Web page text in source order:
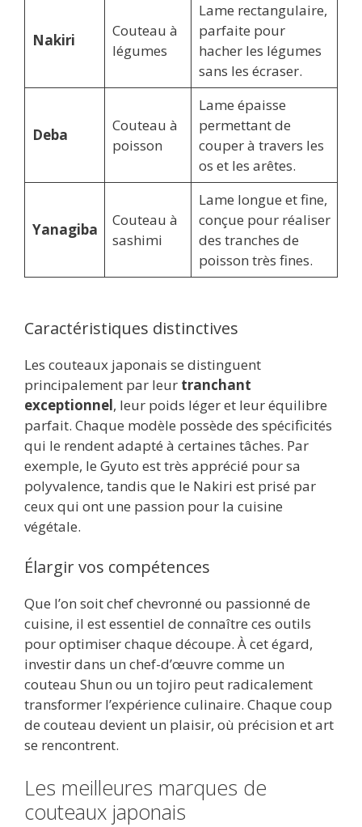
Nakiri
Couteau à
légumes
Lame rectangulaire,
parfaite pour
hacher les légumes
sans les écraser.
Deba
Couteau à
poisson
Lame épaisse
permettant de
couper à travers les
os et les arêtes.
Yanagiba
Couteau à
sashimi
Lame longue et fine,
conçue pour réaliser
des tranches de
poisson très fines.
Caractéristiques distinctives
Les couteaux japonais se distinguent
principalement par leur tranchant
exceptionnel, leur poids léger et leur équilibre
parfait. Chaque modèle possède des spécificités
qui le rendent adapté à certaines tâches. Par
exemple, le Gyuto est très apprécié pour sa
polyvalence, tandis que le Nakiri est prisé par
ceux qui ont une passion pour la cuisine
végétale.
Élargir vos compétences
Que l’on soit chef chevronné ou passionné de
cuisine, il est essentiel de connaître ces outils
pour optimiser chaque découpe. À cet égard,
investir dans un chef-d’œuvre comme un
couteau Shun ou un tojiro peut radicalement
transformer l’expérience culinaire. Chaque coup
de couteau devient un plaisir, où précision et art
se rencontrent.
Les meilleures marques de
couteaux japonais